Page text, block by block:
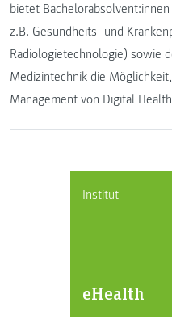
Institut
eHealth
bietet
z.B. Gesundheits- und
Radiologietechnologie) sowie
Medizintechnik die
Management von Digital